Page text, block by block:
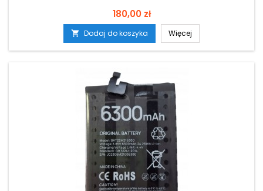
Cena
180,00 zł
 Dodaj do koszyka Więcej